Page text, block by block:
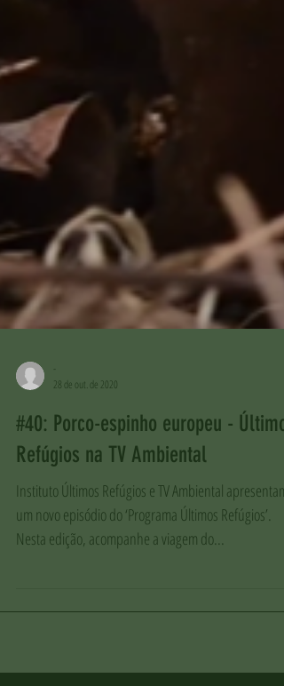
-
28 de out. de 2020
#40: Porco-espinho europeu - Últimos
Refúgios na TV Ambiental
um novo episódio do ‘Programa Últimos Refúgios’.